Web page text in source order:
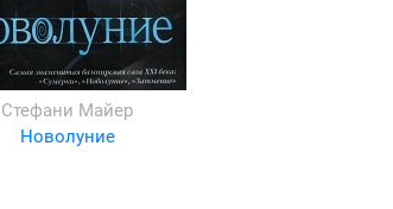
Стефани Майер
Новолуние